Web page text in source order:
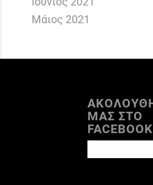
Μάιος 2021
ΜΑΣ ΣΤΟ
FACEBOOK